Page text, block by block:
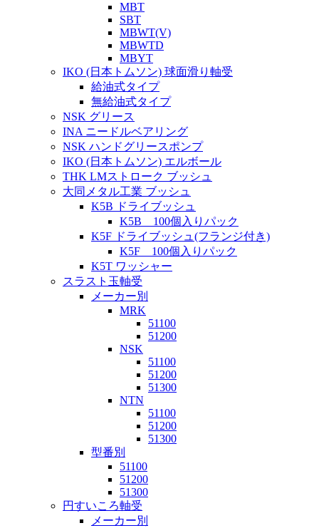
MBT
SBT
MBWT(V)
MBWTD
MBYT
IKO (日本トムソン) 球面滑り軸受
給油式タイプ
無給油式タイプ
NSK グリース
INA ニードルベアリング
NSK ハンドグリースポンプ
IKO (日本トムソン) エルボール
THK LMストローク ブッシュ
大同メタル工業 ブッシュ
K5B ドライブッシュ
K5B 100個入りパック
K5F ドライブッシュ(フランジ付き)
K5F 100個入りパック
K5T ワッシャー
スラスト玉軸受
メーカー別
MRK
51100
51200
NSK
51100
51200
51300
NTN
51100
51200
51300
型番別
51100
51200
51300
円すいころ軸受
メーカー別